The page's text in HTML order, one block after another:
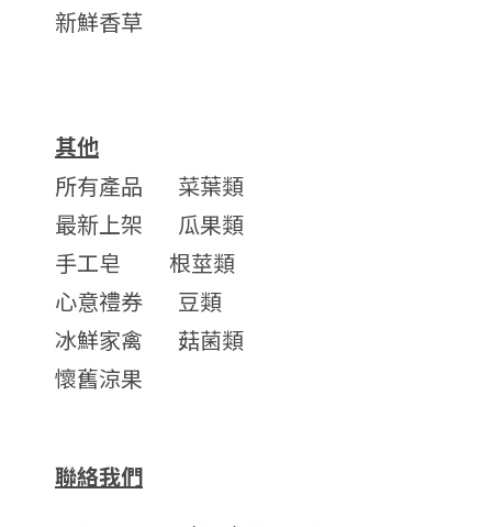
新鮮香草
其他
所有產品
菜葉類
最新上架
瓜果類
手工皂
根莖類
心意禮券
豆類
冰鮮家禽
菇菌類
懷舊涼果
聯絡我們